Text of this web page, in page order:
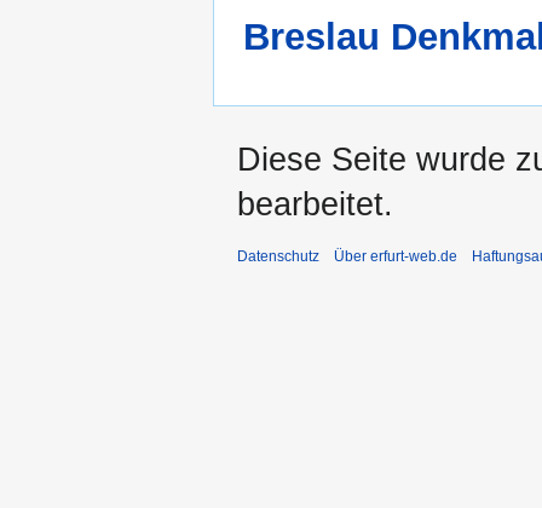
Breslau
Diese Seite wurde
bearbeitet.
Datenschutz Über erfurt-web.de